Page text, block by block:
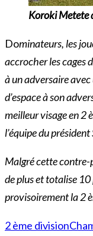
Koroki Metete
Dominateurs, les
accrocher les cages
à un adversaire avec
d’espace à son
meilleur visage en 2
l’équipe du
Malgré cette
de plus et totalise
provisoirement la 2
2 ème division